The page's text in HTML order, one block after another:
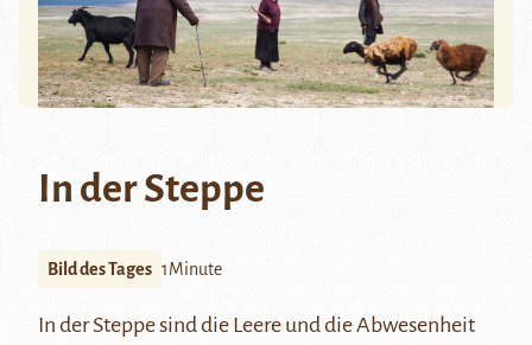
In der Steppe
Bild des Tages 1Minute
In der Steppe sind die Leere und die Abwesenheit